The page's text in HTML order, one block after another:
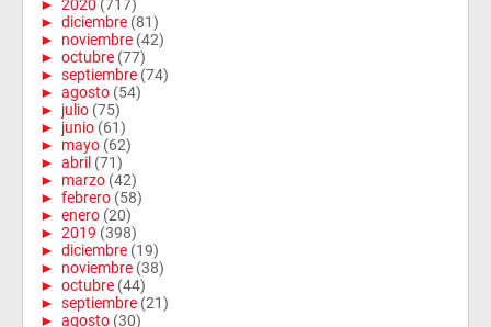
► 2020 (717)
► diciembre (81)
► noviembre (42)
► octubre (77)
► septiembre (74)
► agosto (54)
► julio (75)
► junio (61)
► mayo (62)
► abril (71)
► marzo (42)
► febrero (58)
► enero (20)
► 2019 (398)
► diciembre (19)
► noviembre (38)
► octubre (44)
► septiembre (21)
► agosto (30)